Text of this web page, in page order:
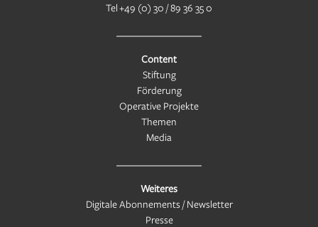
Tel+49 (0) 30 / 89 36 35 0
Content
Stiftung
Förderung
Operative Projekte
Themen
Media
Weiteres
Digitale Abonnements / Newsletter
Presse